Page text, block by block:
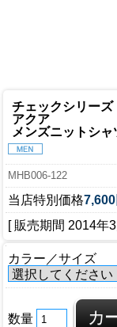
チェックシリーズ
アクア
メンズニットシャ
MHB006-122
当店特別価格7,600
[ 販売期間 2014年
カラー／サイズ
数量